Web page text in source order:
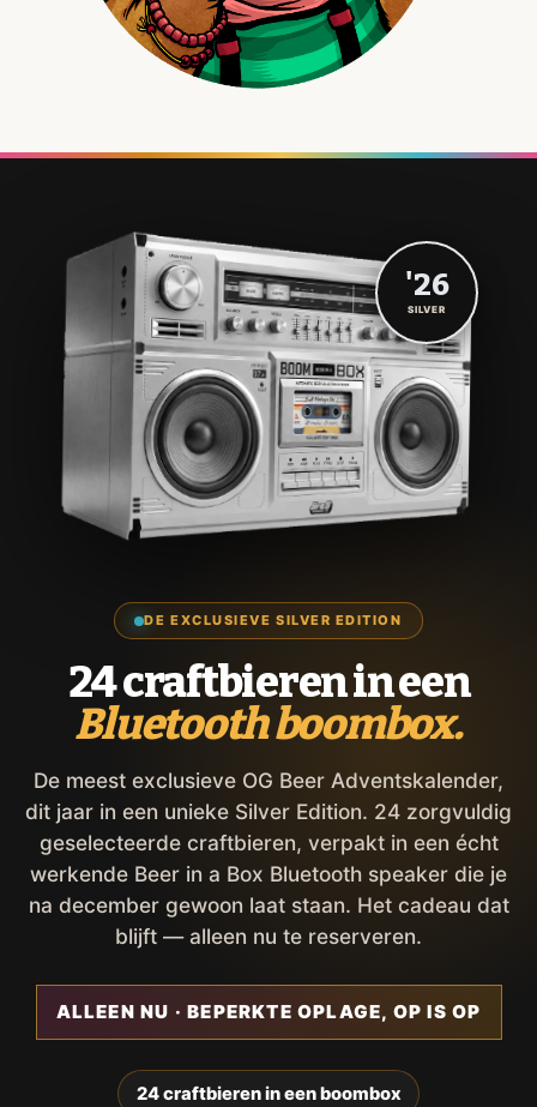
DE EXCLUSIEVE SILVER EDITION
24 craftbieren in een
Bluetooth boombox.
De meest exclusieve OG Beer Adventskalender,
dit jaar in een unieke Silver Edition. 24 zorgvuldig
geselecteerde craftbieren, verpakt in een écht
werkende Beer in a Box Bluetooth speaker die je
na december gewoon laat staan. Het cadeau dat
blijft — alleen nu te reserveren.
ALLEEN NU · BEPERKTE OPLAGE, OP IS OP
24 craftbieren in een boombox
'26
SILVER